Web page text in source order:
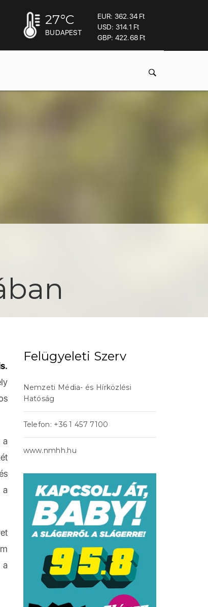
27°C
BUDAPEST
EUR: 362.34 Ft
USD: 314.1 Ft
GBP: 422.68 Ft
a
a
a
Felügyeleti Szerv
Nemzeti Média- és Hírközlési
Hatóság
Telefon: +36 1 457 7100
www.nmhh.hu